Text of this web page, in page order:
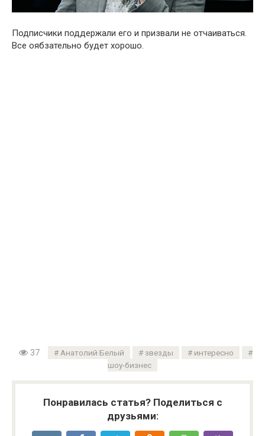
Подписчики поддержали его и призвали не отчаиваться.
Все оябзательно будет хорошо.
37 Анатолий Белый звезды
интересно
шоу-бизнес
Понравилась статья? Поделиться с
друзьями: